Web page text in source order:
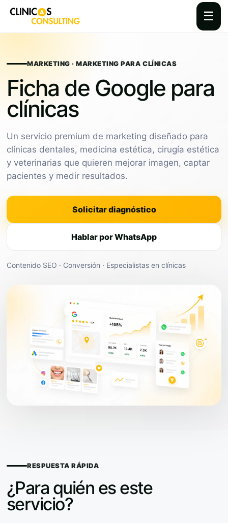
☰
contentMARKETING · MARKETING PARA CLÍNICAS
Ficha de Google para
clínicas
Un servicio premium de marketing diseñado para
clínicas dentales, medicina estética, cirugía estética
y veterinarias que quieren mejorar imagen, captar
pacientes y medir resultados.
Solicitar diagnóstico
Hablar por WhatsApp
Contenido SEO · Conversión · Especialistas en clínicas
RESPUESTA RÁPIDA
¿Para quién es este
servicio?